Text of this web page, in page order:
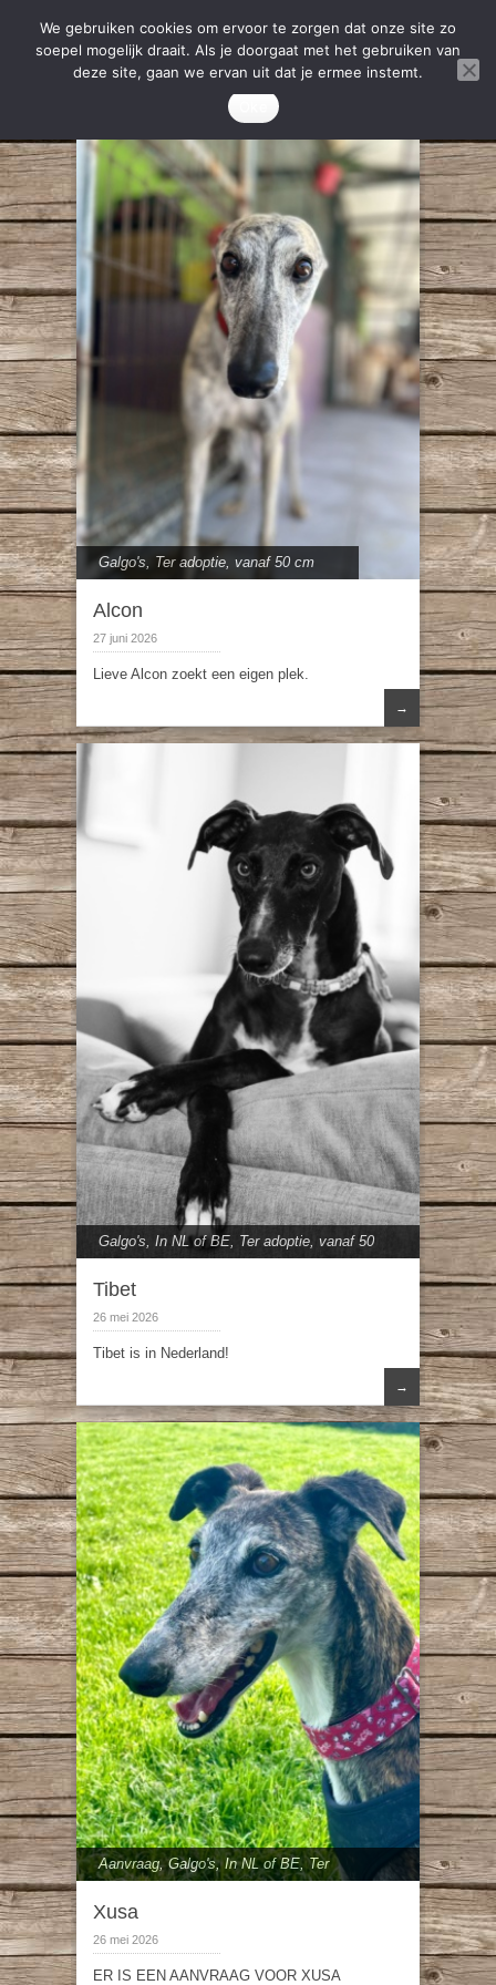
Galgo's, Ter adoptie, vanaf 50 cm
Alcon
27 juni 2026
Lieve Alcon zoekt een eigen plek.
→
Galgo's, In NL of BE, Ter adoptie, vanaf 50
Tibet
26 mei 2026
Tibet is in Nederland!
→
Aanvraag,Galgo's,In NL of BE ,Ter
Xusa
26 mei 2026
ER IS EEN AANVRAAG VOOR XUSA
We gebruiken cookies om ervoor te zorgen dat onze site zo
soepel mogelijk draait. Als je doorgaat met het gebruiken van
deze site, gaan we ervan uit dat je ermee instemt.